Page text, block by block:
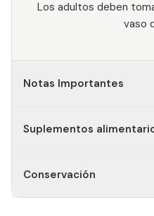
Los adultos deben
vaso
Notas Importantes
Suplementos
Conservación